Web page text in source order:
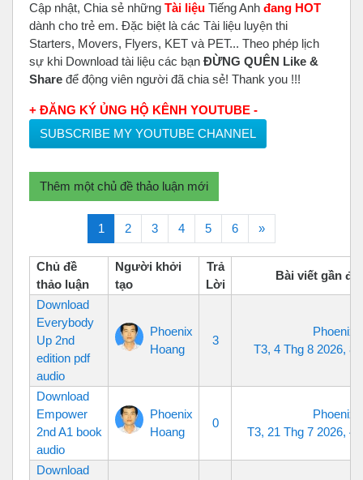
Cập nhật, Chia sẻ những Tài liệu Tiếng Anh đang HOT
dành cho trẻ em. Đặc biệt là các Tài liệu luyện thi
Starters, Movers, Flyers, KET và PET... Theo phép lịch
sự khi Download tài liệu các bạn ĐỪNG QUÊN Like &
Share để động viên người đã chia sẻ! Thank you !!!
+ ĐĂNG KÝ ỦNG HỘ KÊNH YOUTUBE -
SUBSCRIBE MY YOUTUBE CHANNEL
Thêm một chủ đề thảo luận mới
1 (current)
2 3 4 5 6 »Tiếp theo
Chủ đề
thảo luận
Người khởi
tạo
Trả
Lời
Bài viết gần
Download
Everybody
Up 2nd
edition pdf
audio
Phoenix
Hoang
3
Phoenix
T3, 4 Thg 8 2026,
Download
Empower
2nd A1 book
audio
Phoenix
Hoang
0
Phoenix
T3, 21 Thg 7 2026,
Download